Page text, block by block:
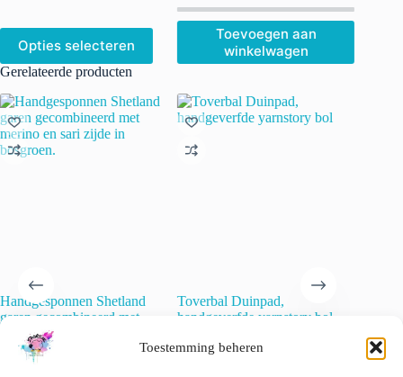
Toestemming beheren
Opties selecteren
Dit
product
heeft
variaties.
Deze
optie
kan
Toevoegen aan
winkelwagen
Gerelateerde producten
Handgesponnen Shetland
garen gecombineerd met
merino en sari zijde in
bosgroen.
Toverbal Duinpad,
handgeverfde yarnstory bol
€35.00 incl. btw 15.00